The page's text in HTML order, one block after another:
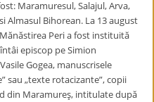
Maramuresul, Salajul, Arva,
Almasul Bihorean. La 13 august
Peri a fost instituită
episcop pe Simion
Gogea, manuscrisele
sau „texte rotacizante”, copii
din Maramureş, intitulate după